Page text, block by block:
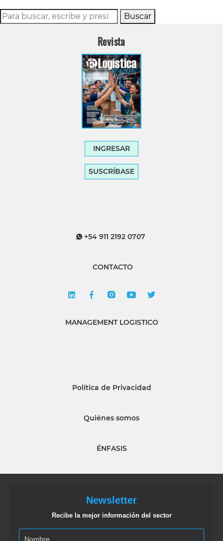
Buscar
Revista
INGRESAR
SUSCRÍBASE
+54 911 2192 0707
CONTACTO
MANAGEMENT LOGISTICO
Política de Privacidad
Quiénes somos
ÉNFASIS
Newsletter
Recibe la mejor información del sector